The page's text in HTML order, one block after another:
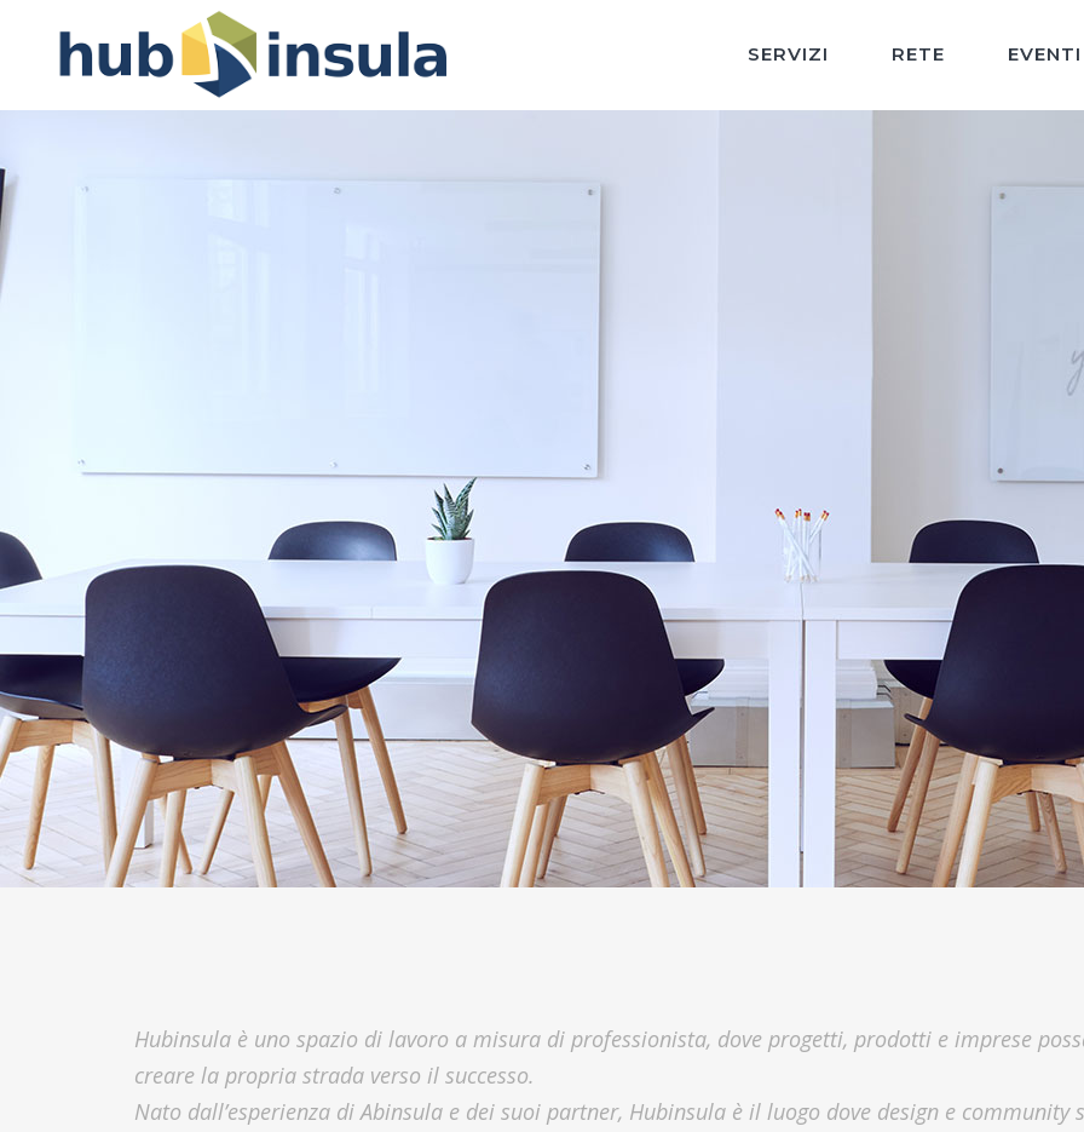
SERVIZI RETE EVENTI
Hubinsula è uno spazio di lavoro a misura di professionista, dove progetti, prodotti e imprese
creare la propria strada verso il successo.
Nato dall’esperienza di Abinsula e dei suoi partner, Hubinsula è il luogo dove design e community